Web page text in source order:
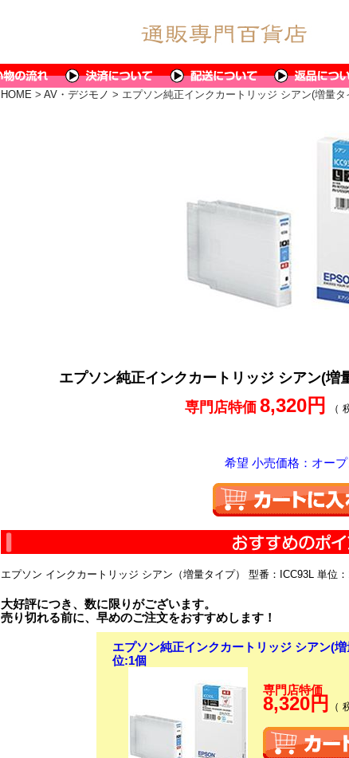
HOME > AV・デジモノ > エプソン純正インクカートリッジ シアン(増量
エプソン純正インクカートリッジ シアン(増
専門店特価 8,320円 （
希望 小売価格：オー
エプソン インクカートリッジ シアン（増量タイプ） 型番：ICC93L 単位
大好評につき、数に限りがございます。
売り切れる前に、早めのご注文をおすすめします！
エプソン純正インクカートリッジ シアン(
位:1個
専門店特価
8,320円 （